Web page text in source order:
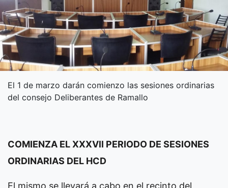
El 1 de marzo darán comienzo las sesiones ordinarias
del consejo Deliberantes de Ramallo
COMIENZA EL XXXVll PERIODO DE SESIONES
ORDINARIAS DEL HCD
El mismo se llevará a cabo en el recinto del